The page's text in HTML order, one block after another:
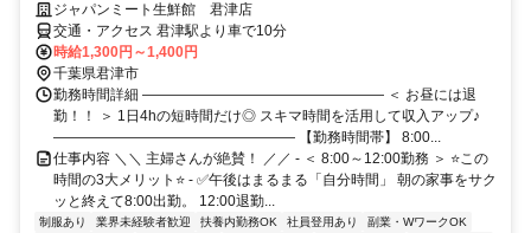
ジャパンミート生鮮館 君津店
交通・アクセス 君津駅より車で10分
時給1,300円～1,400円
千葉県君津市
勤務時間詳細 ――――――――――――――――― ＜ お昼には退
勤！！ ＞ 1日4hの短時間だけ◎ スキマ時間を活用して収入アップ♪
――――――――――――――――― 【勤務時間帯】 8:00...
仕事内容 ＼＼ 主婦さんが絶賛！ ／／ - ＜ 8:00～12:00勤務 ＞ ⭐この
時間の3大メリット⭐ - ✅午後はまるまる「自分時間」 朝の家事をサク
ッと終えて8:00出勤。 12:00退勤...
制服あり 業界未経験者歓迎 扶養内勤務OK 社員登用あり
副業・WワークOK